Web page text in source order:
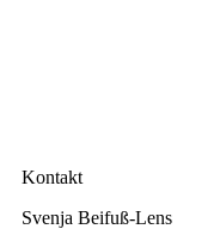
Kontakt
Svenja Beifuß-Lens